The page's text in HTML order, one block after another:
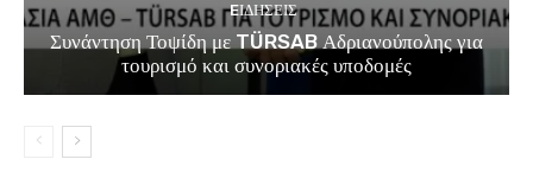
EΙΔΗΣΕΙΣ
Συνάντηση Τοψίδη με TÜRSAB Αδριανούπολης για
τουρισμό και συνοριακές υποδομές